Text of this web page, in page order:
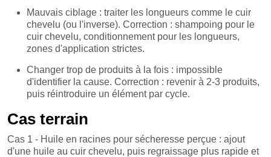
Mauvais ciblage : traiter les longueurs comme le cuir
chevelu (ou l'inverse). Correction : shampoing pour le
cuir chevelu, conditionnement pour les longueurs,
zones d'application strictes.
Changer trop de produits à la fois : impossible
d'identifier la cause. Correction : revenir à 2-3 produits,
puis réintroduire un élément par cycle.
Cas terrain
Cas 1 - Huile en racines pour sécheresse perçue : ajout
d'une huile au cuir chevelu, puis regraissage plus rapide et